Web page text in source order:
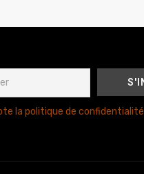
la politique de confidentialité